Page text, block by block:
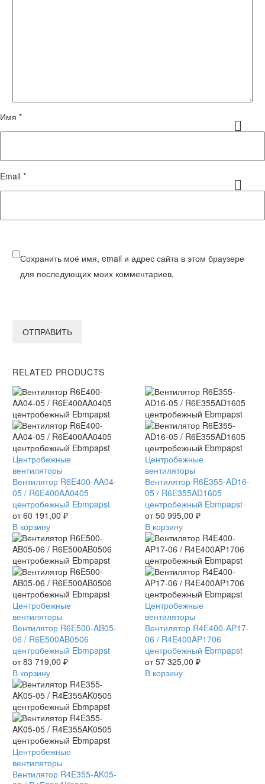
Имя *
Email *
Сохранить моё имя, email и адрес сайта в этом браузере
для последующих моих комментариев.
ОТПРАВИТЬ
RELATED PRODUCTS
Вентилятор
R6E400-
AA04-
05
/
R6E400AA0405
центробежный
Ebmpapst
Центробежные
вентиляторы
Вентилятор R6E400-AA04-
05 / R6E400AA0405
центробежный Ebmpapst
от60 191,00 ₽
В корзину
Вентилятор
R6E355-
AD16-
05
/
R6E355AD1605
центробежный
Ebmpapst
Центробежные
вентиляторы
Вентилятор R6E355-AD16-
05 / R6E355AD1605
центробежный Ebmpapst
от50 995,00 ₽
В корзину
Вентилятор
R6E500-
AB05-
06
/
R6E500AB0506
центробежный
Ebmpapst
Центробежные
вентиляторы
Вентилятор R6E500-AB05-
06 / R6E500AB0506
центробежный Ebmpapst
от83 719,00 ₽
В корзину
Вентилятор
R4E400-
AP17-
06
/
R4E400AP1706
центробежный
Центробежные
вентиляторы
Вентилятор R4E400-AP17-
06 / R4E400AP1706
центробежный Ebmpapst
от57 325,00 ₽
В корзину
Вентилятор
R4E355-
AK05-
Центробежные
вентиляторы
Вентилятор R4E355-AK05-